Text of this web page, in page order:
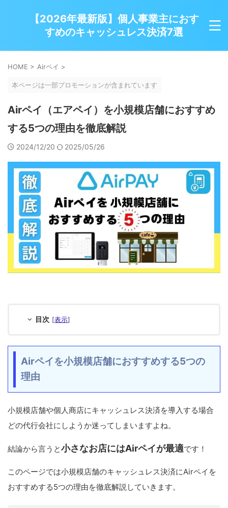
【2026年最新版】個人事業主におす
すめのキャッシュレス決済7選
HOME > Airペイ >
本ページは一部プロモーションが含まれています
Airペイ（エアペイ）を小規模店舗におすすめ
する5つの理由を徹底解説
2024/12/20 2025/05/26
目次 [表示]
Airペイを小規模店舗におすすめする5つの
理由
小規模店舗や個人商店にキャッシュレス決済を導入する場合
どの代行会社にしようか迷ってしまいますよね。
結論から言うと小さなお店にはAirペイが最適です！
このページでは小規模店舗のキャッシュレス決済にAirペイを
おすすめする5つの理由を徹底解説していきます。